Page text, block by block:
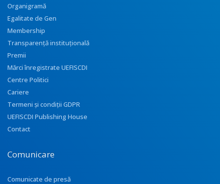
Organigramă
Egalitate de Gen
Membership
Transparenţă instituţională
Premii
Mărci înregistrate UEFISCDI
Centre Politici
Cariere
Termeni și condiții GDPR
UEFISCDI Publishing House
Contact
Comunicare
Comunicate de presă